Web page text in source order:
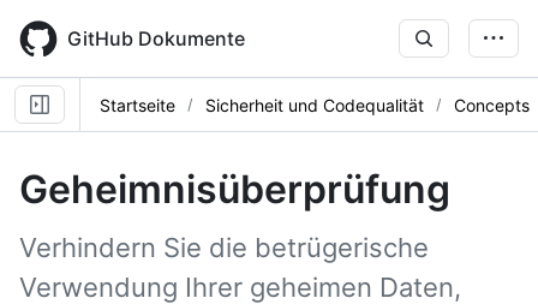
main
content
GitHub Dokumente
Startseite Sicherheit und Codequalität Concepts
Geheimnisüberprüfung
Verhindern Sie die betrügerische
Verwendung Ihrer geheimen Daten,